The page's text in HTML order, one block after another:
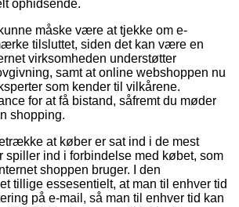
ophidsende.
måske være at tjekke om e-
tilsluttet, siden det kan være en
virksomheden understøtter
samt at online webshoppen nu
som kender til vilkårene.
for at få bistand, såfremt du møder
shopping.
at køber er sat ind i de mest
spiller ind i forbindelse med købet, som
shoppen bruger. I den
tillige essesentielt, at man til enhver tid
på e-mail, så man til enhver tid kan